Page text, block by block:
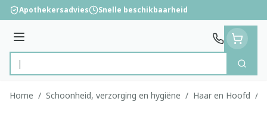
Ga naar de inhoud
Apothekersadvies Snelle beschikbaarheid
Menu
Product, merk, categorie...
Zoek
Home / Schoonheid, verzorging en hygiëne / Haar en Hoofd /